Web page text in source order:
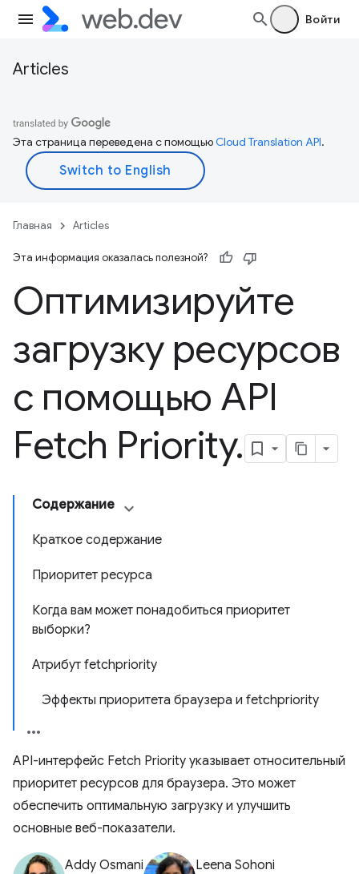
Войти
Articles
Эта страница переведена с помощьюCloud Translation API.
Главная Articles
Эта информация оказалась полезной?
Оптимизируйте
загрузку ресурсов
с помощью API
Fetch Priority.
Содержание
Краткое содержание
Приоритет ресурса
Когда вам может понадобиться приоритет
выборки?
Атрибут fetchpriority
Эффекты приоритета браузера и fetchpriority
API-интерфейс Fetch Priority указывает относительный
приоритет ресурсов для браузера. Это может
обеспечить оптимальную загрузку и улучшить
основные веб-показатели.
Addy Osmani Leena Sohoni